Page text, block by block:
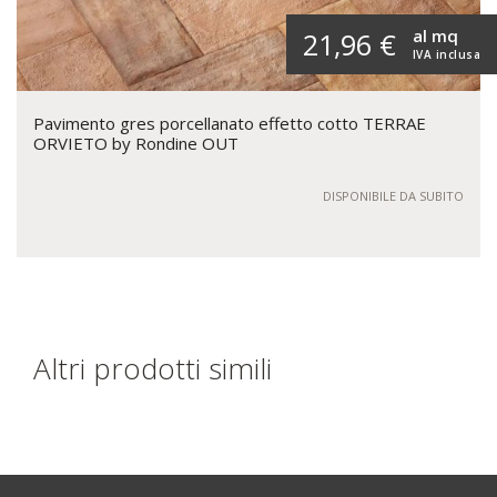
21,96 € IVA inclusa
al mq
Pavimento gres porcellanato effetto cotto TERRAE
ORVIETO by Rondine OUT
DISPONIBILE DA SUBITO
Altri prodotti simili